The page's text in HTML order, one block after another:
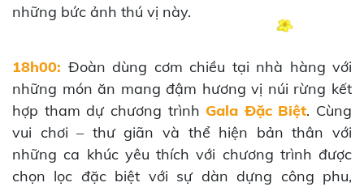
những bức ảnh thú vị này.
18h00: Đoàn dùng cơm chiều tại nhà hàng với
những món ăn mang đậm hương vị núi rừng kết
hợp tham dự chương trình Gala Đặc Biệt. Cùng
vui chơi – thư giãn và thể hiện bản thân với
những ca khúc yêu thích với chương trình được
chọn lọc đặc biệt với sự dàn dựng công phu,